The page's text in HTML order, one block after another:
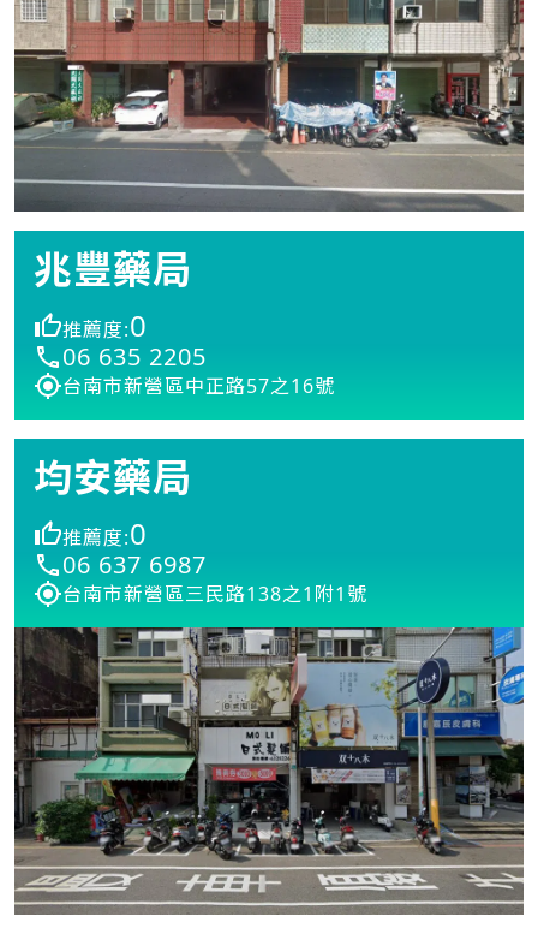
兆豐藥局
推薦度:0
06 635 2205
台南市新營區中正路57之16號
均安藥局
推薦度:0
06 637 6987
台南市新營區三民路138之1附1號